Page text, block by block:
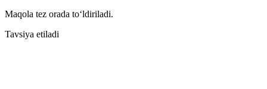
Maqola tez orada toʻldiriladi.
Tavsiya etiladi